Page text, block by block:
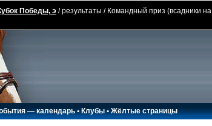
Победы, э/ результаты / Командный приз (всадники на
— календарь•Клубы •Жёлтые страницы